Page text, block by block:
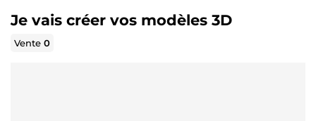
Je vais créer vos modèles 3D
Vente0